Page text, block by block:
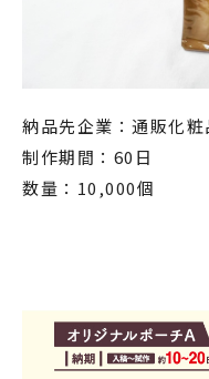
納品先企業：通販化
制作期間：60日
数量：10,000個